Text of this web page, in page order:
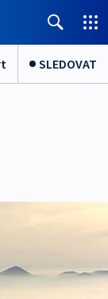
SLEDOVAT